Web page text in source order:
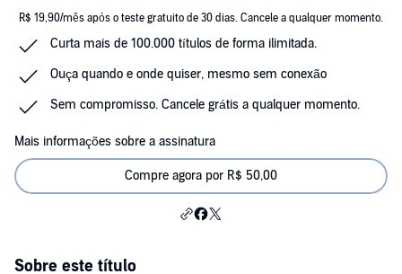
R$ 19,90/mês após o teste gratuito de 30 dias. Cancele a qualquer momento.
Curta mais de 100.000 títulos de forma ilimitada.
Ouça quando e onde quiser, mesmo sem conexão
Sem compromisso. Cancele grátis a qualquer momento.
Mais informações sobre a assinatura
Compre agora por R$ 50,00
Sobre este título